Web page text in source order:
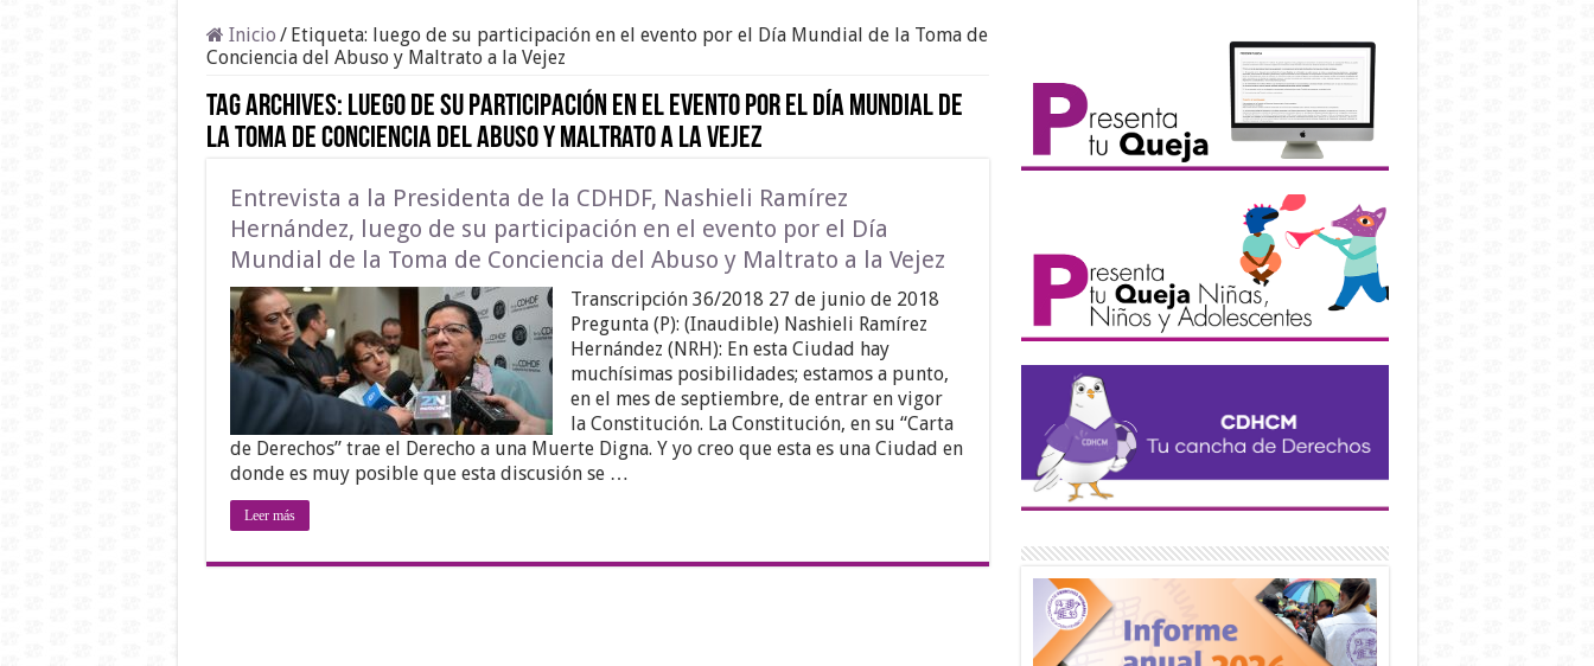
Inicio / Etiqueta: luego de su participación en el evento por el Día Mundial de la Toma de
Conciencia del Abuso y Maltrato a la Vejez
Tag Archives: luego de su participación en el evento por el Día Mundial de
la Toma de Conciencia del Abuso y Maltrato a la Vejez
Entrevista a la Presidenta de la CDHDF, Nashieli Ramírez
Hernández, luego de su participación en el evento por el Día
Mundial de la Toma de Conciencia del Abuso y Maltrato a la Vejez
Transcripción 36/2018 27 de junio de 2018
Pregunta (P): (Inaudible) Nashieli Ramírez
Hernández (NRH): En esta Ciudad hay
muchísimas posibilidades; estamos a punto,
en el mes de septiembre, de entrar en vigor
la Constitución. La Constitución, en su “Carta
de Derechos” trae el Derecho a una Muerte Digna. Y yo creo que esta es una Ciudad en
donde es muy posible que esta discusión se …
Leer más